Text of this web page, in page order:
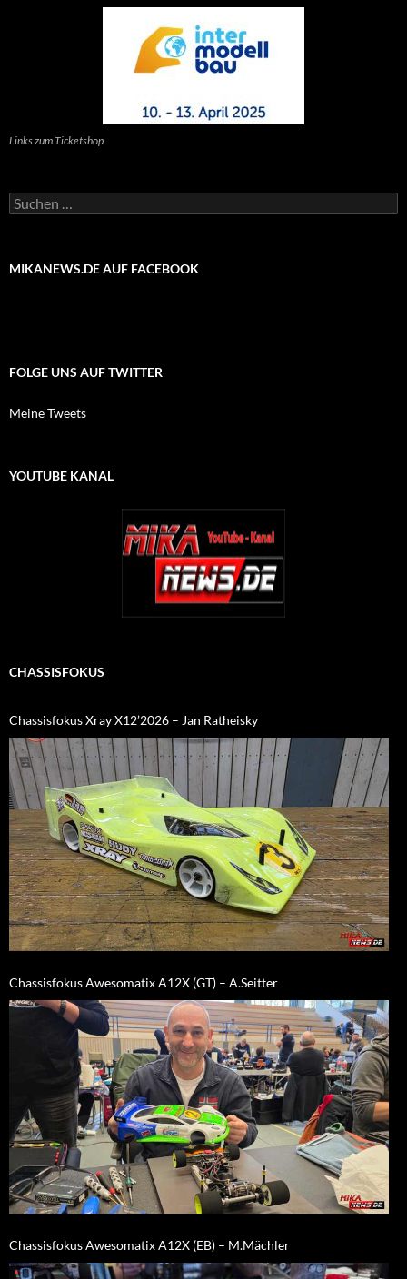
Links zum Ticketshop
Suchen
nach:
MIKANEWS.DE AUF FACEBOOK
FOLGE UNS AUF TWITTER
Meine Tweets
YOUTUBE KANAL
CHASSISFOKUS
Chassisfokus Xray X12’2026 – Jan Ratheisky
Chassisfokus Awesomatix A12X (GT) – A.Seitter
Chassisfokus Awesomatix A12X (EB) – M.Mächler